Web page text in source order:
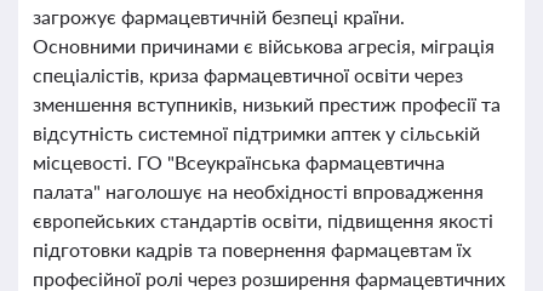
загрожує фармацевтичній безпеці країни.
Основними причинами є військова агресія, міграція
спеціалістів, криза фармацевтичної освіти через
зменшення вступників, низький престиж професії та
відсутність системної підтримки аптек у сільській
місцевості. ГО "Всеукраїнська фармацевтична
палата" наголошує на необхідності впровадження
європейських стандартів освіти, підвищення якості
підготовки кадрів та повернення фармацевтам їх
професійної ролі через розширення фармацевтичних